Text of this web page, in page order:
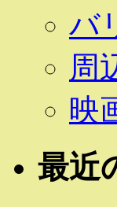
バ
周
映
最近